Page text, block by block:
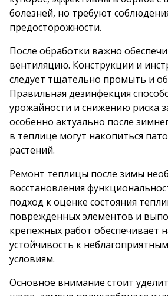
болезней, но требуют
предосторожности.
После обработки важно
вентиляцию. Конструкции и
следует тщательно промыть и
Правильная дезинфекция
урожайности и снижению риска
особенно актуально после
в теплице могут накопиться
растений.
Ремонт теплицы после зимы
восстановления
подход к оценке состояния
поврежденных элементов и
крепежных работ обеспечивает
устойчивость к
условиям.
Основное внимание стоит